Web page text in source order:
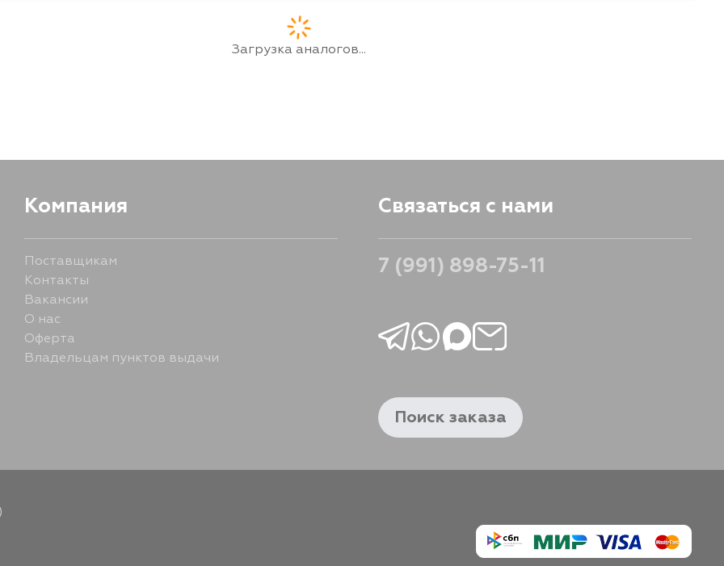
Загрузка аналогов...
Компания
Поставщикам
Контакты
Вакансии
О нас
Оферта
Владельцам пунктов выдачи
Связаться с нами
7 (991) 898-75-11
Поиск заказа